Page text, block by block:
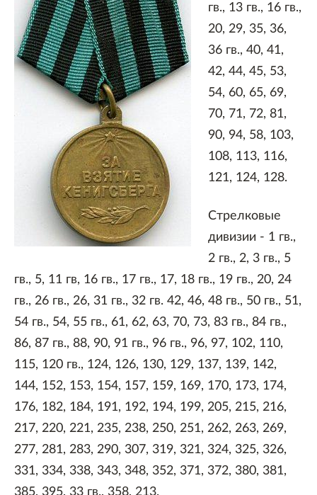
гв., 13 гв., 16 гв.,
20, 29, 35, 36,
36 гв., 40, 41,
42, 44, 45, 53,
54, 60, 65, 69,
70, 71, 72, 81,
90, 94, 58, 103,
108, 113, 116,
121, 124, 128.
Стрелковые
дивизии - 1 гв.,
2 гв., 2, 3 гв., 5
гв., 5, 11 гв, 16 гв., 17 гв., 17, 18 гв., 19 гв., 20, 24
гв., 26 гв., 26, 31 гв., 32 гв. 42, 46, 48 гв., 50 гв., 51,
54 гв., 54, 55 гв., 61, 62, 63, 70, 73, 83 гв., 84 гв.,
86, 87 гв., 88, 90, 91 гв., 96 гв., 96, 97, 102, 110,
115, 120 гв., 124, 126, 130, 129, 137, 139, 142,
144, 152, 153, 154, 157, 159, 169, 170, 173, 174,
176, 182, 184, 191, 192, 194, 199, 205, 215, 216,
217, 220, 221, 235, 238, 250, 251, 262, 263, 269,
277, 281, 283, 290, 307, 319, 321, 324, 325, 326,
331, 334, 338, 343, 348, 352, 371, 372, 380, 381,
385, 395, 33 гв., 358, 213.